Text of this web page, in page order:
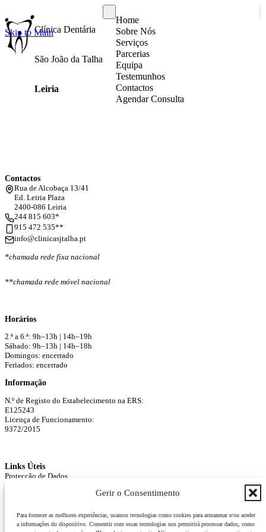
Gerir o Consentimento
Para fornecer as melhores experiências, usamos tecnologias como cookies para armazenar e/ou aceder
a informações do dispositivo. Consentir com essas tecnologias nos permitirá processar dados, como
Skip to MainClínica Dentária
São João da Talha
Leiria
Home
Sobre Nós
Serviços
Parcerias
Equipa
Testemunhos
Contactos
Agendar Consulta
Contactos
Rua de Alcobaça 13/41
Ed. Leiria Plaza
2400-086 Leiria
244 815 603*
915 472 535**
info@clinicasjtalha.pt
*chamada rede fixa nacional
**chamada rede móvel nacional
Horários
2.ª a 6.ª: 9h–13h | 14h–19h
Sábado: 9h–13h | 14h–18h
Domingos: encerrado
Feriados: encerrado
Informação
N.º de Registo do Estabelecimento na ERS:
E125243
Licença de Funcionamento:
9372/2015
Links Úteis
Protecção de Dados